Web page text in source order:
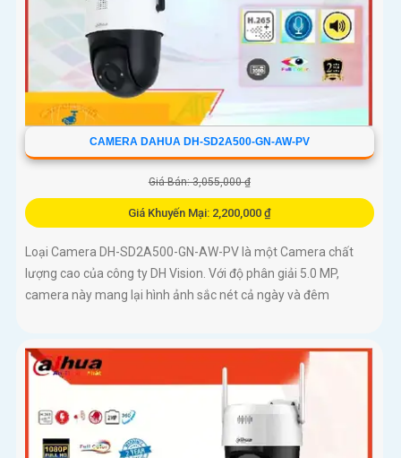
CAMERA DAHUA DH-SD2A500-GN-AW-PV
Giá Bán: 3,055,000 ₫
Giá Khuyến Mại: 2,200,000 ₫
Loại Camera DH-SD2A500-GN-AW-PV là một Camera chất
lượng cao của công ty DH Vision. Với độ phân giải 5.0 MP,
camera này mang lại hình ảnh sắc nét cả ngày và đêm